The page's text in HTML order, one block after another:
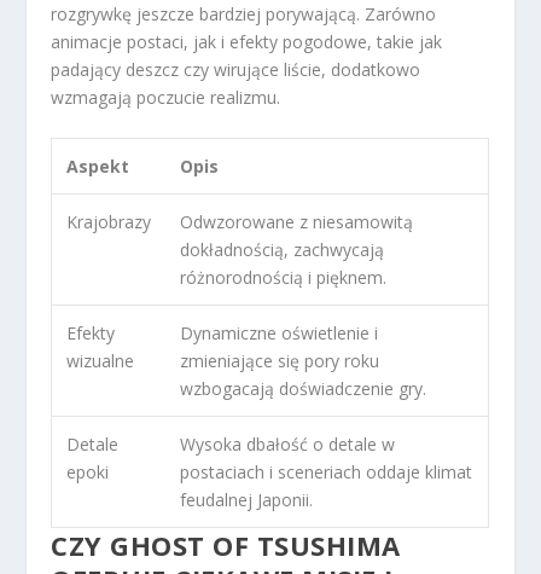
rozgrywkę jeszcze bardziej porywającą. Zarówno
animacje postaci, jak i efekty pogodowe, takie jak
padający deszcz czy wirujące liście, dodatkowo
wzmagają poczucie realizmu.
Aspekt Opis
Krajobrazy
Odwzorowane z niesamowitą
dokładnością, zachwycają
różnorodnością i pięknem.
Efekty
wizualne
Dynamiczne oświetlenie i
zmieniające się pory roku
wzbogacają doświadczenie gry.
Detale
epoki
Wysoka dbałość o detale w
postaciach i sceneriach oddaje klimat
feudalnej Japonii.
CZY GHOST OF TSUSHIMA